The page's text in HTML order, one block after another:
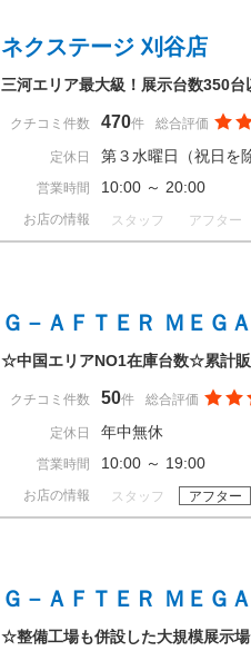
ネクステージ 刈谷店
三河エリア最大級！展示台数
クチコミ件数 470件 総合評価
定休日 第３水曜日（祝日を
営業時間 10:00 ～ 20:00
お店の情報 スタッフ アフター
Ｇ－ＡＦＴＥＲ ＭＥＧ
☆中国エリアNO1在庫台数☆累計
クチコミ件数 50件 総合評価
定休日 年中無休
営業時間 10:00 ～ 19:00
お店の情報 スタッフ アフター
Ｇ－ＡＦＴＥＲ ＭＥＧ
☆整備工場も併設した大規模展示